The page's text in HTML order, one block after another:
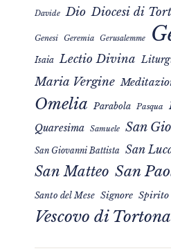
Davide Dio Diocesi di
Genesi Geremia Gerusalemme
Isaia Lectio Divina
Maria Vergine
Omelia Parabola Pasqua
Quaresima Samuele San
San Giovanni Battista San
San Matteo San
Santo del Mese Signore Spirito
Vescovo di Tortona